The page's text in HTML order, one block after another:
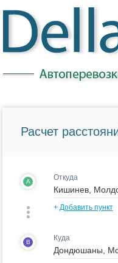
Расчет
A Откуда
+ Добавить пункт
B Куда